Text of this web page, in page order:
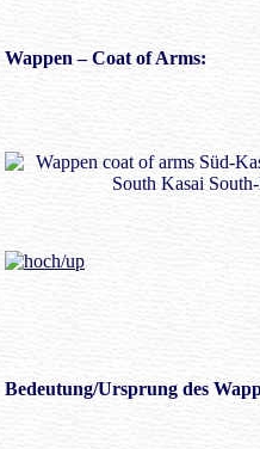
Wappen – Coat of Arms:
Bedeutung/Ursprung des